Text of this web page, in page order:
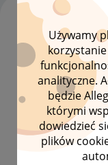
Używamy
analityczne.
będzie
którymi
dowiedzieć
plików